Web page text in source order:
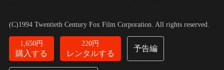
(C)1994 Twentieth Century Fox Film Corporation. All rights reserved.
1,650円
購入する
220円
レンタルする
予告編